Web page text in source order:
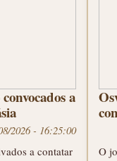
a
2026 - 16:25:00
a contatar
O